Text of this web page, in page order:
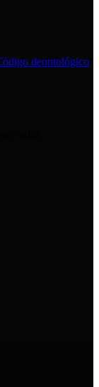
deontológico